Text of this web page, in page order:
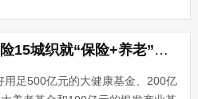
高度重视女职工关怀工作，建设母
室，组织丰富多彩的关爱活动，为
搭建成长平台，让···...
破局银发经济！国寿寿险15城织就“保险+养老”生态网
用足500亿元的大健康基金、200亿